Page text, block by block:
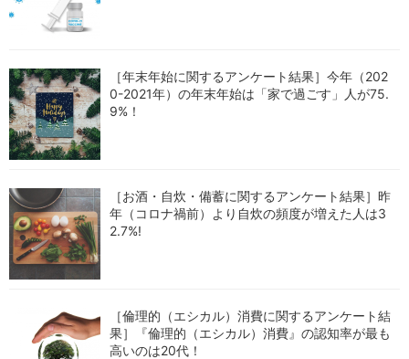
［年末年始に関するアンケート結果］今年（202
0-2021年）の年末年始は「家で過ごす」人が75.
9%！
［お酒・自炊・備蓄に関するアンケート結果］昨
年（コロナ禍前）より自炊の頻度が増えた人は3
2.7%!
［倫理的（エシカル）消費に関するアンケート結
果］『倫理的（エシカル）消費』の認知率が最も
高いのは20代！